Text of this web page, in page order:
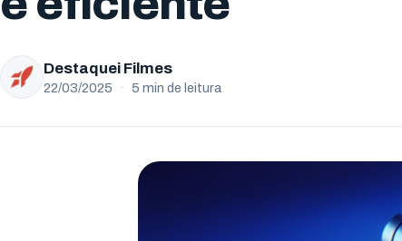
Destaquei Filmes
22/03/2025 · 5 min de leitura